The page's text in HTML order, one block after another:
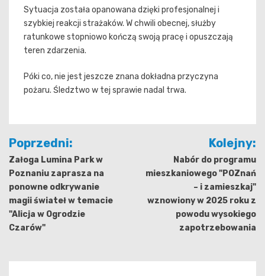
Sytuacja została opanowana dzięki profesjonalnej i
szybkiej reakcji strażaków. W chwili obecnej, służby
ratunkowe stopniowo kończą swoją pracę i opuszczają
teren zdarzenia.
Póki co, nie jest jeszcze znana dokładna przyczyna
pożaru. Śledztwo w tej sprawie nadal trwa.
Nawigacja
wpisu
Poprzedni:
Załoga Lumina Park w
Poznaniu zaprasza na
ponowne odkrywanie
magii świateł w temacie
"Alicja w Ogrodzie
Czarów"
Kolejny:
Nabór do programu
mieszkaniowego "POZnań
– i zamieszkaj"
wznowiony w 2025 roku z
powodu wysokiego
zapotrzebowania